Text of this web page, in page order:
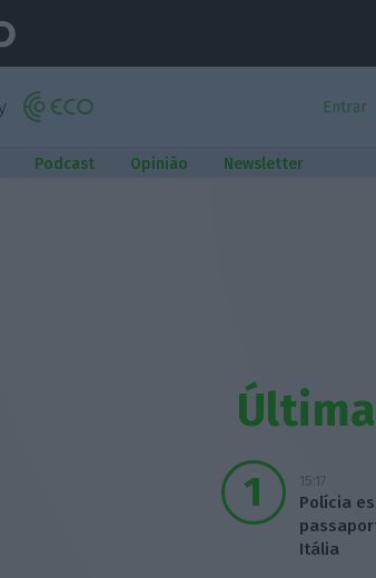
Entrar
Podcast Opinião Newsletter
15:17
Polícia
Itália